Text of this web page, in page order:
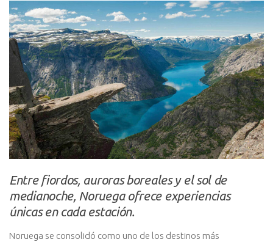
Entre fiordos, auroras boreales y el sol de
medianoche, Noruega ofrece experiencias
únicas en cada estación.
Noruega se consolidó como uno de los destinos más